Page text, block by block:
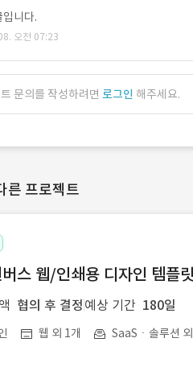
입니다.
오전 07:23
문의를 작성하려면 로그인 해주세요.
른 프로젝트
스 웹/인쇄용 디자인 템플
협의 후 결정 예상 기간 180일
웹 외 1개 SaaSㆍ솔루션